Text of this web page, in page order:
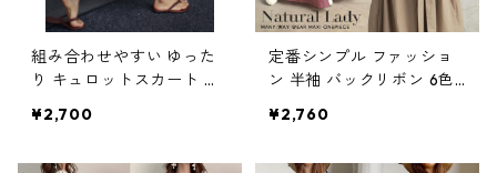
組み合わせやすい ゆった
り キュロットスカート パ
¥2,700
定番シンプル ファッショ
ン 半袖 バックリボン 6色
¥2,760